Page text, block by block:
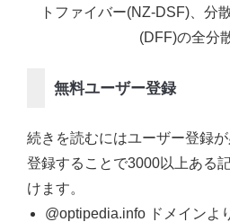
トファイバー(NZ-DSF)、分
(DFF)の全分
無料ユーザー登録
続きを読むにはユーザー登録が
登録することで3000以上ある
けます。
@optipedia.info ドメインよ